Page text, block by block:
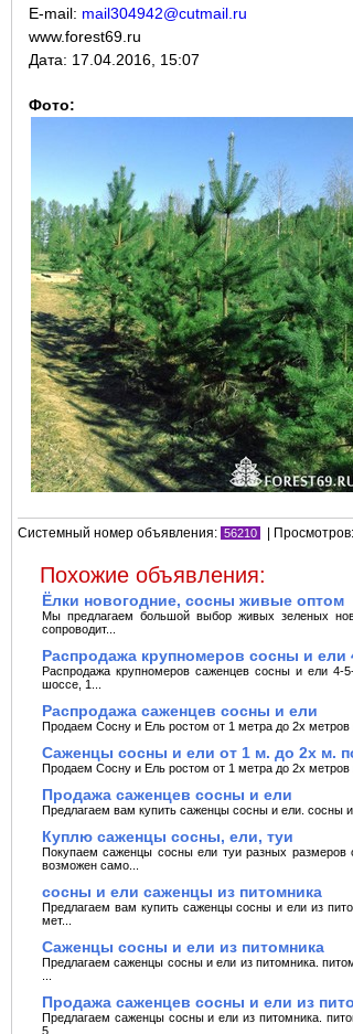
E-mail: mail304942@cutmail.ru
www.forest69.ru
Дата: 17.04.2016, 15:07
Фото:
Системный номер объявления: 56210 | Просмотров:
Похожие объявления:
Ёлки новогодние, сосны живые оптом
Мы предлагаем большой выбор живых зеленых
сопроводит...
Распродажа крупномеров сосны и ели
Распродажа крупномеров саженцев сосны и ели
шоссе, 1...
Распродажа саженцев сосны и ели
Продаем Сосну и Ель ростом от 1 метра до 2х метров
Саженцы сосны и ели от 1 м. до 2х м.
Продаем Сосну и Ель ростом от 1 метра до 2х метров
Продажа саженцев сосны и ели
Предлагаем вам купить саженцы сосны и ели. сосны
Куплю саженцы сосны, ели, туи
Покупаем саженцы сосны ели туи разных размеров
возможен само...
сосны и ели саженцы из питомника
Предлагаем вам купить саженцы сосны и ели из
мет...
Саженцы сосны и ели из питомника
Предлагаем саженцы сосны и ели из питомника.
Продажа саженцев сосны и ели из
Предлагаем саженцы сосны и ели из питомника.
5...